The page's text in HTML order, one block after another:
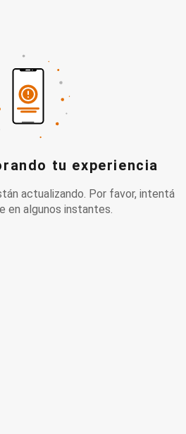
tu experiencia
actualizando. Por favor, intentá
en algunos instantes.